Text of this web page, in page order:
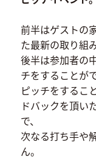
前半はゲストの
た最新の取り組
後半は参加者の
チをすることが
ピッチをするこ
ドバックを頂い
で、
次なる打ち手や
ん。